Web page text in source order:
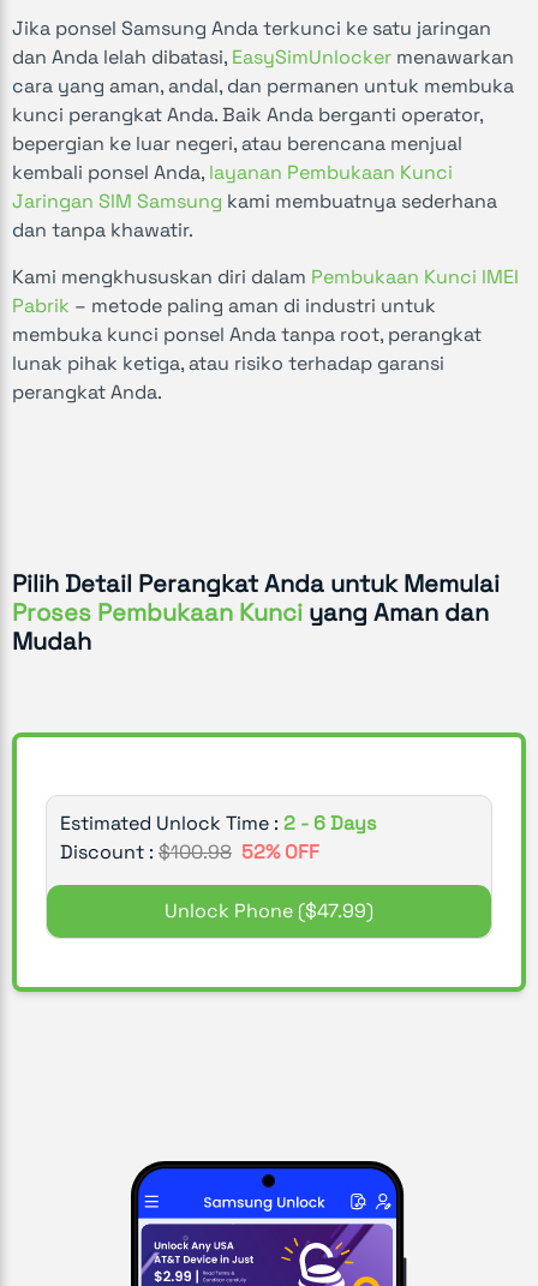
Jika ponsel Samsung Anda terkunci ke satu jaringan
dan Anda lelah dibatasi, EasySimUnlocker menawarkan
cara yang aman, andal, dan permanen untuk membuka
kunci perangkat Anda. Baik Anda berganti operator,
bepergian ke luar negeri, atau berencana menjual
kembali ponsel Anda, layanan Pembukaan Kunci
Jaringan SIM Samsung kami membuatnya sederhana
dan tanpa khawatir.
Kami mengkhususkan diri dalam Pembukaan Kunci IMEI
Pabrik – metode paling aman di industri untuk
membuka kunci ponsel Anda tanpa root, perangkat
lunak pihak ketiga, atau risiko terhadap garansi
perangkat Anda.
Pilih Detail Perangkat Anda untuk Memulai
Proses Pembukaan Kunci yang Aman dan
Mudah
Estimated Unlock Time : 2 - 6 Days
Discount : $100.98 52% OFF
Unlock Phone ($47.99)